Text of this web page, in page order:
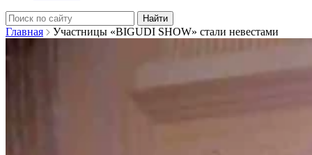
Найти:
Главная
Участницы «BIGUDI SHOW» стали невестами